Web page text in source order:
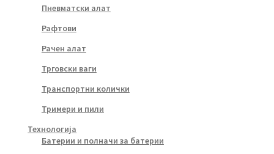
Пневматски алат
Рафтови
Рачен алат
Трговски ваги
Транспортни колички
Тримери и пили
Технологија
Батерии и полначи за батерии